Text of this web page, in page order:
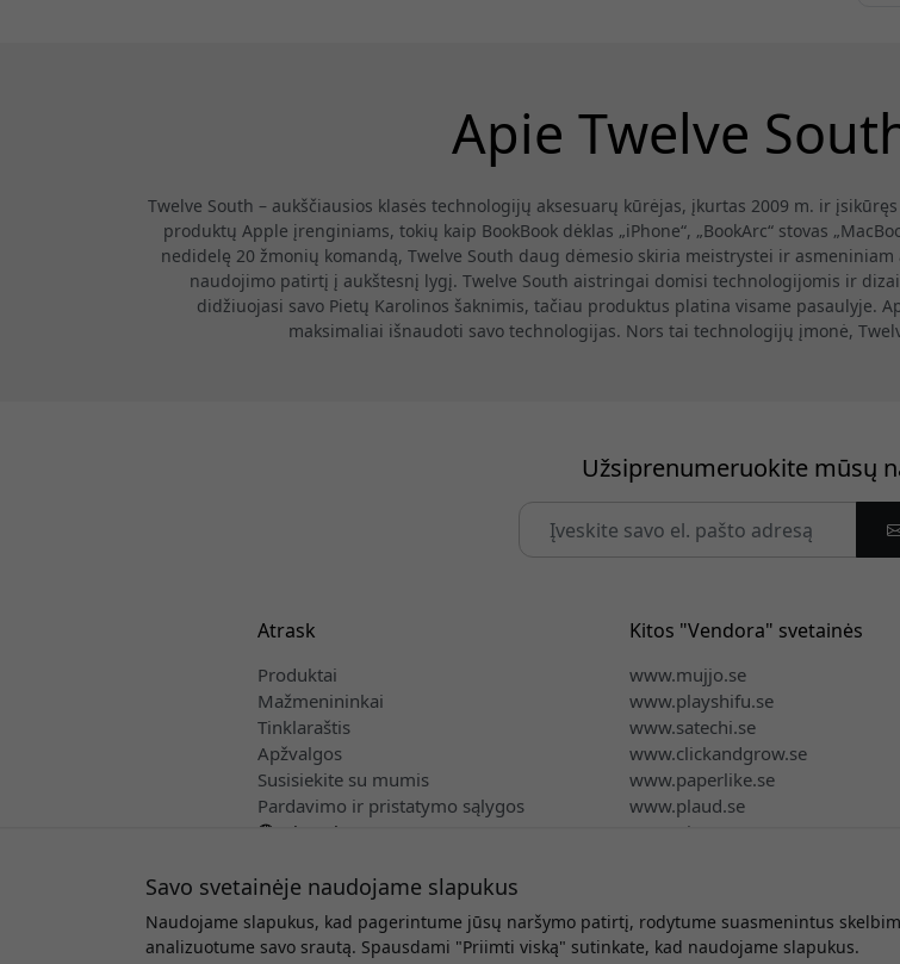
Apie Twelve
Twelve South – aukščiausios klasės technologijų aksesuarų kūrėjas, įkurtas 2009 m. ir
produktų Apple įrenginiams, tokių kaip BookBook dėklas „iPhone“, „BookArc“ stovas
nedidelę 20 žmonių komandą, Twelve South daug dėmesio skiria meistrystei ir
naudojimo patirtį į aukštesnį lygį. Twelve South aistringai domisi technologijomis ir
didžiuojasi savo Pietų Karolinos šaknimis, tačiau produktus platina visame pasaulyje.
maksimaliai išnaudoti savo technologijas. Nors tai technologijų įmonė,
Užsiprenumeruokite mūsų
Atrask
Produktai
Mažmenininkai
Tinklaraštis
Apžvalgos
Susisiekite su mumis
Pardavimo ir pristatymo sąlygos
Lietuvių
Kitos "Vendora" svetainės
www.mujjo.se
www.playshifu.se
www.satechi.se
www.clickandgrow.se
www.paperlike.se
www.plaud.se
www.pipetto.se
Autorinės teisės © 2026 Vendora Nordic - Oficialus
Savo svetainėje naudojame slapukus
Naudojame slapukus, kad pagerintume jūsų naršymo patirtį, rodytume suasmenintus
analizuotume savo srautą. Spausdami "Priimti viską" sutinkate, kad naudojame slapukus.